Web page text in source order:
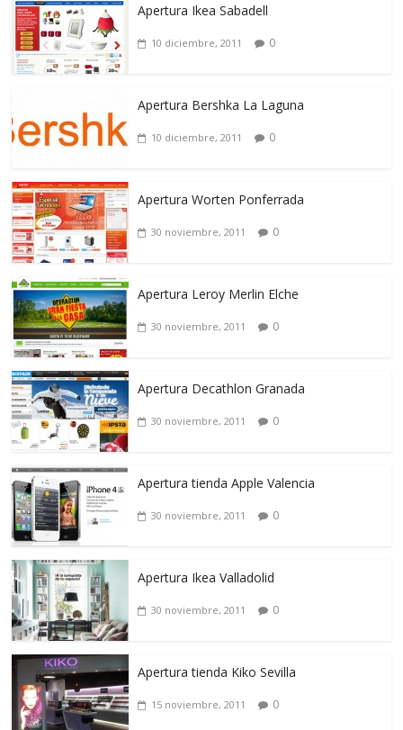
Apertura Ikea Sabadell
10 diciembre, 2011 0
Apertura Bershka La Laguna
10 diciembre, 2011 0
Apertura Worten Ponferrada
30 noviembre, 2011 0
Apertura Leroy Merlin Elche
30 noviembre, 2011 0
Apertura Decathlon Granada
30 noviembre, 2011 0
Apertura tienda Apple Valencia
30 noviembre, 2011 0
Apertura Ikea Valladolid
30 noviembre, 2011 0
Apertura tienda Kiko Sevilla
15 noviembre, 2011 0